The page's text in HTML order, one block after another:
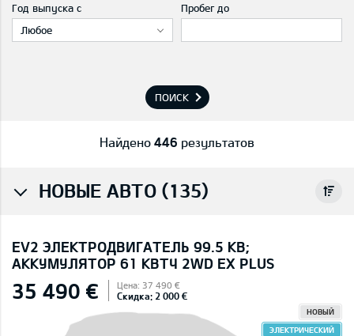
Год выпуска с
Любое
Пробег до
ПОИСК
Найдено 446 результатов
НОВЫЕ АВТО (135)
EV2 ЭЛЕКТРОДВИГАТЕЛЬ 99.5 КВ;
AККУМУЛЯТОР 61 КВТЧ 2WD EX PLUS
35 490 € Цена: 37 490 €
Скидка: 2 000 €
НОВЫЙ
ЭЛЕКТРИЧЕСКИЙ